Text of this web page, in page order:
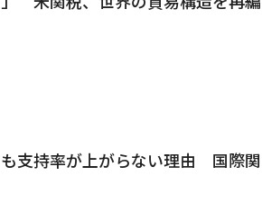
支持率が上がらない理由 国際関